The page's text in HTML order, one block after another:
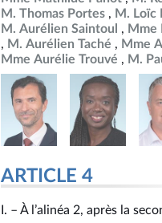
M. Thomas Portes
M. Loïc
M. Aurélien Saintoul
Mme
M. Aurélien Taché
Mme
Mme Aurélie Trouvé
M.
ARTICLE 4
I. – À l’alinéa 2, après la